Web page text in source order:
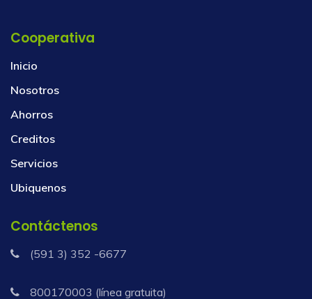
Cooperativa
Inicio
Nosotros
Ahorros
Creditos
Servicios
Ubiquenos
Contáctenos
(591 3) 352 -6677
800170003 (línea gratuita)